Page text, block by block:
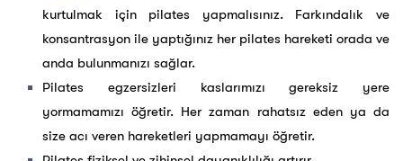
kurtulmak için pilates yapmalısınız. Farkındalık ve
konsantrasyon ile yaptığınız her pilates hareketi orada ve
anda bulunmanızı sağlar.
Pilates egzersizleri kaslarımızı gereksiz yere
yormamamızı öğretir. Her zaman rahatsız eden ya da
size acı veren hareketleri yapmamayı öğretir.